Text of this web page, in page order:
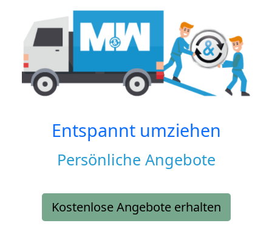
Entspannt umziehen
Persönliche Angebote
Kostenlose Angebote erhalten